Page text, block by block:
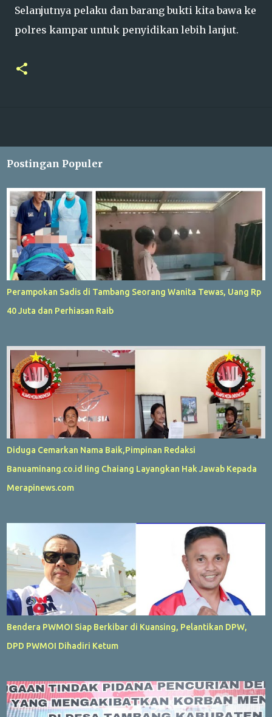
Selanjutnya pelaku dan barang bukti kita bawa ke
polres kampar untuk penyidikan lebih lanjut.
Postingan Populer
Perampokan Sadis di Tambang Seorang Wanita Tewas, Uang Rp
40 Juta dan Perhiasan Raib
Diduga Cemarkan Nama Baik,Pimpinan Redaksi
Banuaminang.co.id Iing Chaiang Layangkan Hak Jawab Kepada
Merapinews.com
Bendera PWMOI Siap Berkibar di Kuansing, Pelantikan DPW,
DPD PWMOI Dihadiri Ketum